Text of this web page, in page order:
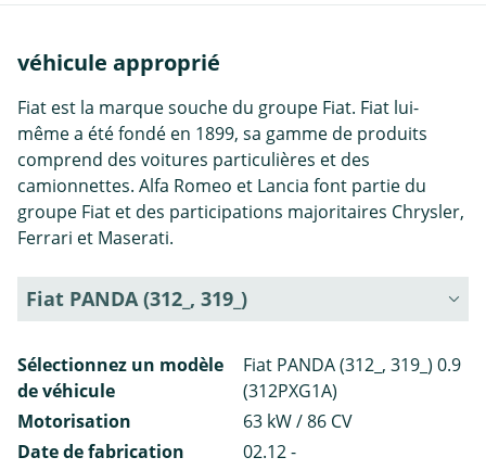
véhicule approprié
Fiat est la marque souche du groupe Fiat. Fiat lui-
même a été fondé en 1899, sa gamme de produits
comprend des voitures particulières et des
camionnettes. Alfa Romeo et Lancia font partie du
groupe Fiat et des participations majoritaires Chrysler,
Ferrari et Maserati.
Fiat PANDA (312_, 319_)
Sélectionnez un modèle
de véhicule
Fiat PANDA (312_, 319_) 0.9
(312PXG1A)
Motorisation
63 kW / 86 CV
Date de fabrication
02.12 -